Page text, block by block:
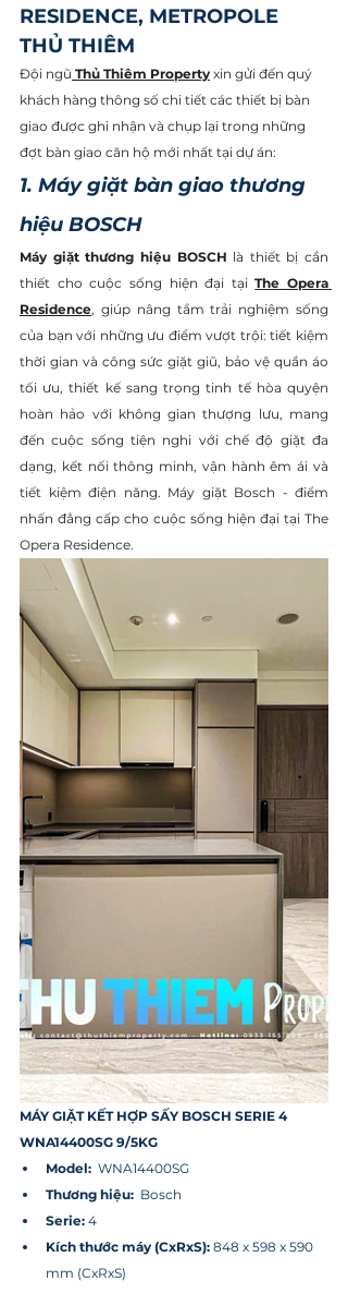
RESIDENCE, METROPOLE
THỦ THIÊM
Đội ngũ Thủ Thiêm Property xin gửi đến quý
khách hàng thông số chi tiết các thiết bị bàn
giao được ghi nhận và chụp lại trong những
đợt bàn giao căn hộ mới nhất tại dự án:
1. Máy giặt bàn giao thương
hiệu BOSCH
Máy giặt thương hiệu BOSCH là thiết bị cần
thiết cho cuộc sống hiện đại tại The Opera
Residence, giúp nâng tầm trải nghiệm sống
của bạn với những ưu điểm vượt trội: tiết kiệm
thời gian và công sức giặt giũ, bảo vệ quần áo
tối ưu, thiết kế sang trọng tinh tế hòa quyện
hoàn hảo với không gian thượng lưu, mang
đến cuộc sống tiện nghi với chế độ giặt đa
dạng, kết nối thông minh, vận hành êm ái và
tiết kiệm điện năng. Máy giặt Bosch - điểm
nhấn đẳng cấp cho cuộc sống hiện đại tại The
Opera Residence.
MÁY GIẶT KẾT HỢP SẤY BOSCH SERIE 4
WNA14400SG 9/5KG
Model: WNA14400SG
Thương hiệu: Bosch
Serie: 4
Kích thước máy (CxRxS): 848 x 598 x 590
mm (CxRxS)